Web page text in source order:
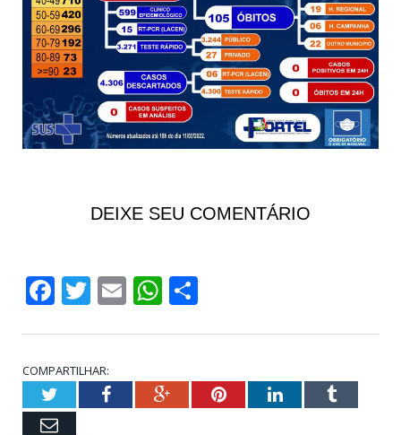
DEIXE SEU COMENTÁRIO
Facebook
Twitter
EmailWhatsApp
COMPARTILHAR:
TwitterFacebookGoogle+PinterestLinkedInTumblr
Email